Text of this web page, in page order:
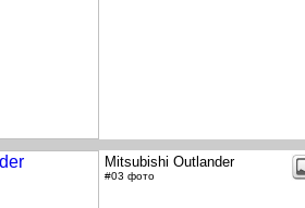
Mitsubishi Outlander
#03 фото